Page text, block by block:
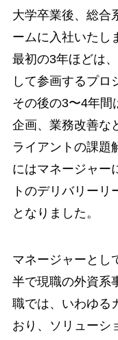
大学卒業後、総合
ームに入社いたし
最初の3年ほどは
して参画するプロ
その後の3〜4年間
企画、業務改善な
ライアントの課題
にはマネージャー
トのデリバリー
となりました。
マネージャーとし
半で現職の外資系
職では、いわゆる
おり、ソリューシ